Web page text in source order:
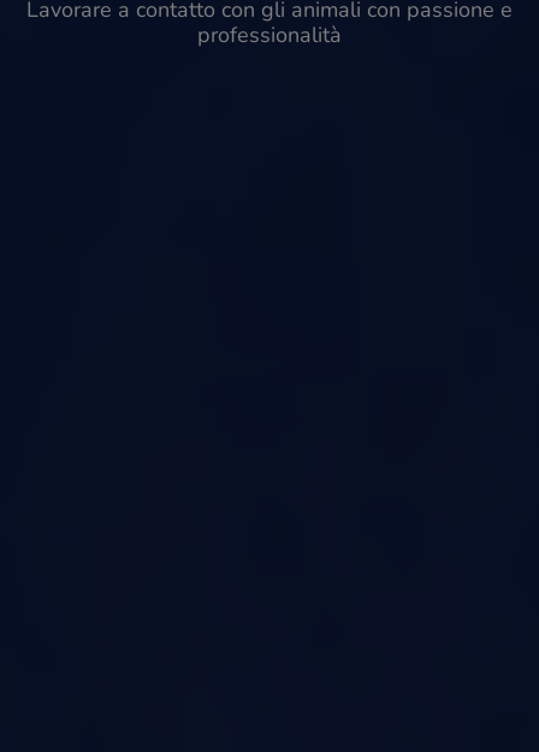
Lavorare a contatto con gli animali con passione e
professionalità